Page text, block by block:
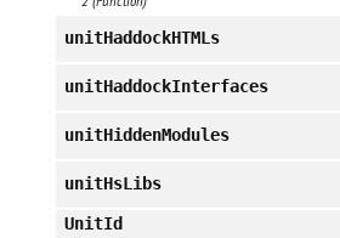
unitHaddockHTMLs
unitHaddockInterfaces
unitHiddenModules
unitHsLibs
UnitId